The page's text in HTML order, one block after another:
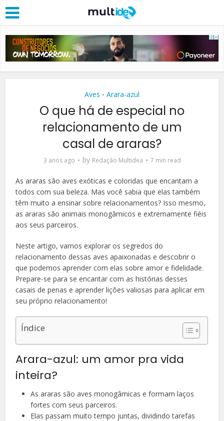
Aves • Arara-azul
O que há de especial no
relacionamento de um
casal de araras?
3 anos ago by Redação Multidea 7 min read
As araras são aves exóticas e coloridas que encantam a
todos com sua beleza. Mas você sabia que elas também
têm muito a ensinar sobre relacionamentos? Isso mesmo,
as araras são animais monogâmicos e extremamente fiéis
aos seus parceiros.
Neste artigo, vamos explorar os segredos do
relacionamento dessas aves apaixonadas e descobrir o
que podemos aprender com elas sobre amor e fidelidade.
Prepare-se para se encantar com as histórias desses
casais de penas e aprender lições valiosas para aplicar em
seu próprio relacionamento!
Índice
Arara-azul: um amor pra vida
inteira?
As araras são aves monogâmicas e formam laços
fortes com seus parceiros.
Elas passam muito tempo juntas, dividindo tarefas